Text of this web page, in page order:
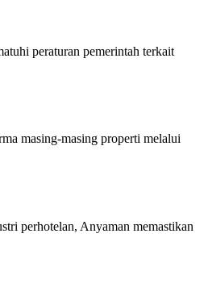
peraturan pemerintah terkait
masing-masing properti melalui
perhotelan, Anyaman memastikan